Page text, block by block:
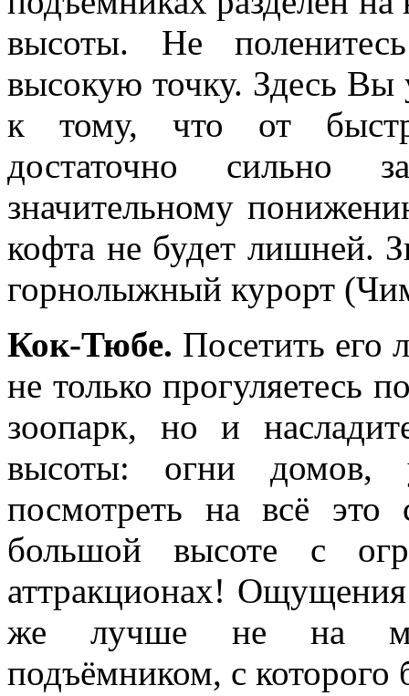
высоты. Не
высокую точку. Здесь Вы
к тому, что от
достаточно сильно
значительному
кофта не будет лишней.
горнолыжный курорт
Кок-Тюбе. Посетить его
не только прогуляетесь
зоопарк, но и
высоты: огни
посмотреть на всё
большой высоте с
аттракционах!
же лучше не на
подъёмником, с которого